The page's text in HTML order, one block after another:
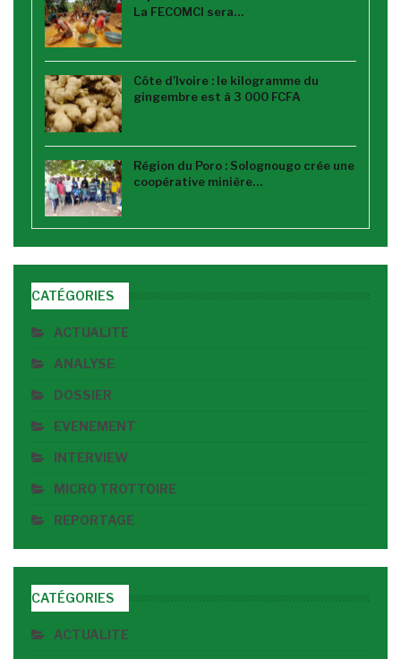
La FECOMCI sera…
Côte d’Ivoire : le kilogramme du
gingembre est à 3 000 FCFA
Région du Poro : Solognougo crée une
coopérative minière…
CATÉGORIES
ACTUALITE
ANALYSE
DOSSIER
EVENEMENT
INTERVIEW
MICRO TROTTOIRE
REPORTAGE
CATÉGORIES
ACTUALITE